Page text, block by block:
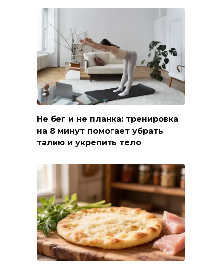
Не бег и не планка: тренировка
на 8 минут помогает убрать
талию и укрепить тело